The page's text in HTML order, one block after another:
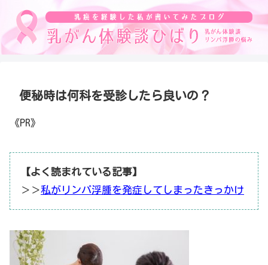
便秘時は何科を受診したら良いの？
《PR》
【よく読まれている記事】
＞＞私がリンパ浮腫を発症してしまったきっかけ